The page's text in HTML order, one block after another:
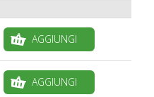
AGGIUNGI
AGGIUNGI